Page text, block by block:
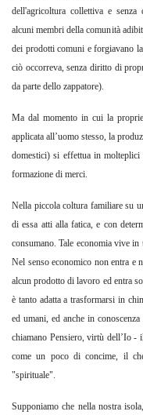
dell'agricoltura collettiva e
alcuni membri della comunità
dei prodotti comuni e forgiavano
ciò occorreva, senza diritto di
da parte dello zappatore).
Ma dal momento in cui la
applicata all’uomo stesso, la
domestici) si effettua in molteplici
formazione di merci.
Nella piccola coltura familiare su
di essa atti alla fatica, e con
consumano. Tale economia vive in
Nel senso economico non entra e
alcun prodotto di lavoro ed entra
è tanto adatta a trasformarsi in
ed umani, ed anche in
chiamano Pensiero, virtù dell’Io -
come un poco di concime, il
"spirituale".
Supponiamo che nella nostra